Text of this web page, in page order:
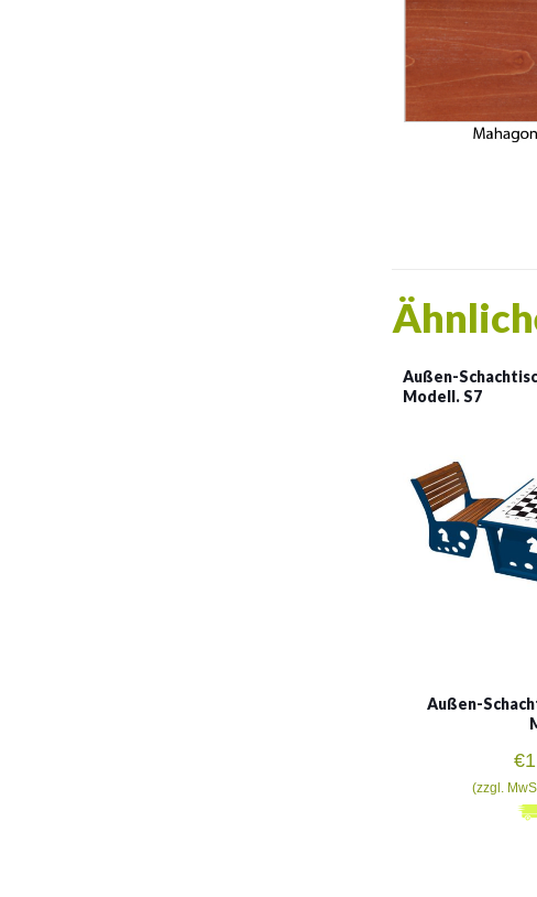
Außen-
Modell. S7
Außen-
€
(zzgl.